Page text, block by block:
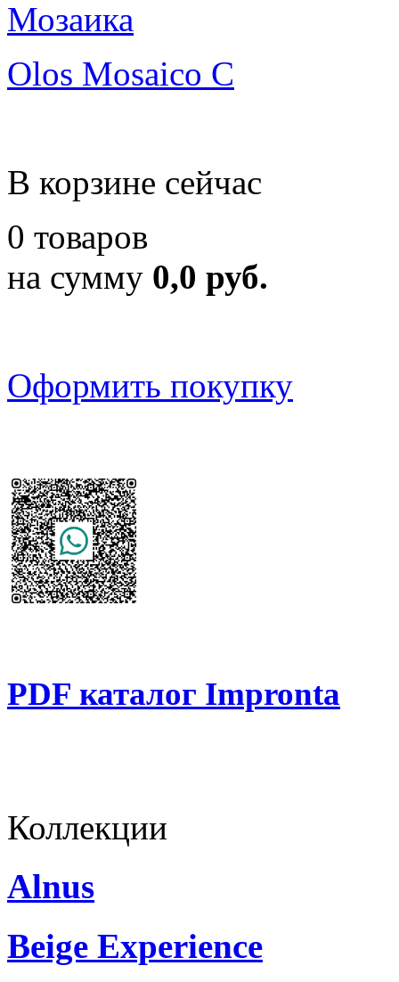
Olos Mosaico C
В корзине сейчас
0 товаров
на сумму 0,0 руб.
Оформить покупку
PDF каталог Impronta
Коллекции
Alnus
Beige Experience